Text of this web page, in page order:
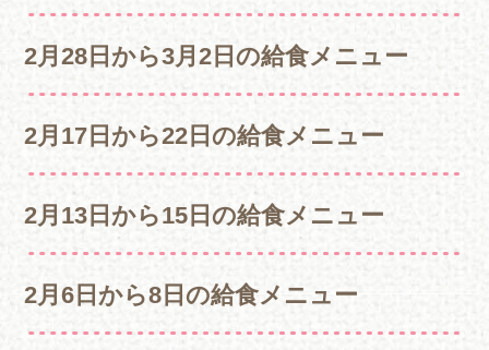
2月28日から3月2日の給食メニュー
2月17日から22日の給食メニュー
2月13日から15日の給食メニュー
2月6日から8日の給食メニュー